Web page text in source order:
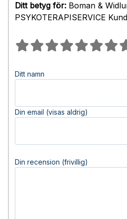
Ditt betyg för: Boman &
PSYKOTERAPISERVICE
Ditt namn
Din email (visas aldrig)
Din recension (frivillig)